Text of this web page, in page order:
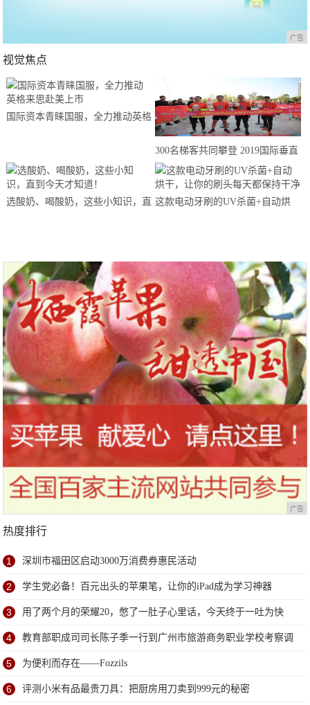
广告
视觉焦点
国际资本青睐国服，全力推动英格
300名梯客共同攀登 2019国际垂直
马拉松超级精英赛顺德海骏达中心
站欢乐开跑
选酸奶、喝酸奶，这些小知识，直 这款电动牙刷的UV杀菌+自动烘
广告
热度排行
1 深圳市福田区启动3000万消费券惠民活动
2 学生党必备！百元出头的苹果笔，让你的iPad成为学习神器
3 用了两个月的荣耀20，憋了一肚子心里话，今天终于一吐为快
4 教育部职成司司长陈子季一行到广州市旅游商务职业学校考察调
研
5 为便利而存在——Fozzils
6 评测小米有品最贵刀具：把厨房用刀卖到999元的秘密